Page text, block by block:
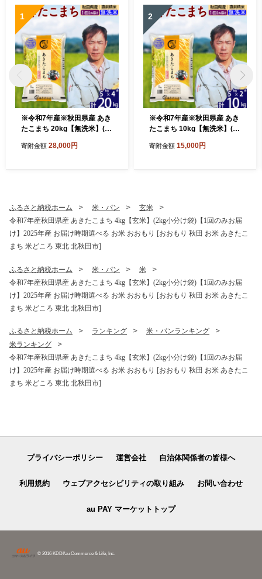
1
※令和7年産※秋田県産 あき
たこまち 20kg【無洗米】(5k
け】2025年産 お届け時期選
しい おにぎり おむすび お弁
当 白米]
寄附金額 28,000円
2
※令和7年産※秋田県産 あき
たこまち 10kg【無洗米】(5k
け】2025年産 お届け時期選
しい おにぎり おむすび お弁
当 白米]
寄附金額 15,000円
ふるさと納税ホーム 米・パン
玄米
令和7年産秋田県産 あきたこまち 4kg【玄米】(2kg小分け袋)【1回のみお届
け】2025年産 お届け時期選べる お米 おおもり [おおもり 秋田 お米 あきたこ
まち 米どころ 東北 北秋田市]
ふるさと納税ホーム 米・パン
米
令和7年産秋田県産 あきたこまち 4kg【玄米】(2kg小分け袋)【1回のみお届
け】2025年産 お届け時期選べる お米 おおもり [おおもり 秋田 お米 あきたこ
まち 米どころ 東北 北秋田市]
ふるさと納税ホーム ランキング
米・パンランキング
米ランキング
令和7年産秋田県産 あきたこまち 4kg【玄米】(2kg小分け袋)【1回のみお届
け】2025年産 お届け時期選べる お米 おおもり [おおもり 秋田 お米 あきたこ
まち 米どころ 東北 北秋田市]
プライバシーポリシー 運営会社 自治体関係者の皆様へ
利用規約 ウェブアクセシビリティの取り組み お問い合わせ
au PAY マーケットトップ
© 2016 KDDI/au Commerce & Life, Inc.